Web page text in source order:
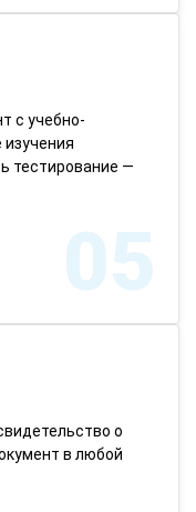
с учебно-
тестирование —
05
о
в любой